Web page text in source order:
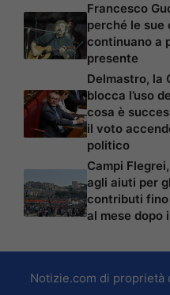
Francesco
perché le sue
continuano a
presente
Delmastro, la
blocca l’uso
cosa è
il voto
politico
Campi
agli aiuti per
contributi
al mese dopo
Notizie.com di proprietà